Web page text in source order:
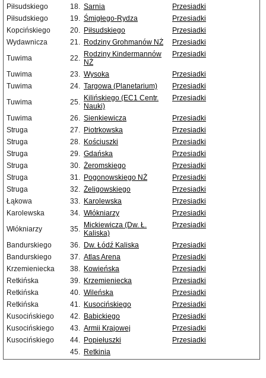
Piłsudskiego
18. Sarnia
Przesiadki
Piłsudskiego
19. Śmigłego-Rydza
Przesiadki
Kopcińskiego
20. Piłsudskiego
Przesiadki
Wydawnicza
21. Rodziny Grohmanów NŻ
Przesiadki
Tuwima
22. Rodziny Kindermannów
NŻ
Przesiadki
Tuwima 23. Wysoka
Przesiadki
Tuwima
24. Targowa (Planetarium)
Przesiadki
Tuwima
25. Kilińskiego (EC1 Centr.
Nauki)
Przesiadki
Tuwima 26. Sienkiewicza
Przesiadki
Struga
27. Piotrkowska
Przesiadki
Struga
28. Kościuszki
Przesiadki
Struga
29. Gdańska
Przesiadki
Struga
30. Żeromskiego
Przesiadki
Struga
31. Pogonowskiego NŻ
Przesiadki
Struga
32. Żeligowskiego
Przesiadki
Łąkowa
33. Karolewska
Przesiadki
Karolewska
34. Włókniarzy
Przesiadki
Włókniarzy
35. Mickiewicza (Dw. Ł.
Kaliska)
Przesiadki
Bandurskiego 36. Dw. Łódź Kaliska
Przesiadki
Bandurskiego
37. Atlas Arena
Przesiadki
Krzemieniecka
38. Kowieńska
Przesiadki
Retkińska
39. Krzemieniecka
Przesiadki
Retkińska
40. Wileńska
Przesiadki
Retkińska
41. Kusocińskiego
Przesiadki
Kusocińskiego
42. Babickiego
Przesiadki
Kusocińskiego
43. Armii Krajowej
Przesiadki
Kusocińskiego
44. Popiełuszki
Przesiadki
45. Retkinia